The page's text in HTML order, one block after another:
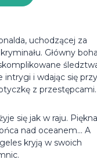
uchodzącej za
Główny
intrygi i wdając się przy
z przestępcami.
się jak w raju. Piękna
nad oceanem... A
kryją w swoich